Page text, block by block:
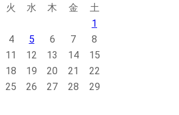
火 水 木 金
土
1
4 5 6 7
8
11 12 13 14
15
18 19 20 21
22
25 26 27 28
29